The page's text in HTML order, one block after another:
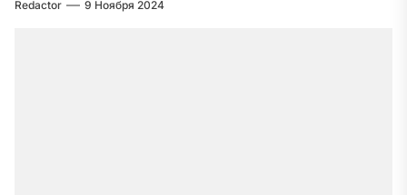
Redactor 9 Ноября 2024